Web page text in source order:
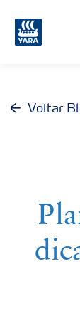
Voltar